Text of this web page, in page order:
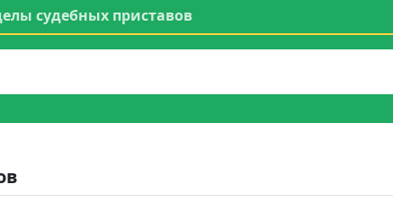
судебных приставов